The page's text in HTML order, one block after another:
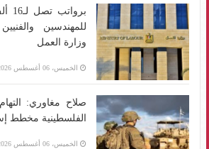
للمهندسين
وزارة العمل
الخميس، 06 أغسطس 2026 10:52 م
صلاح مغاوري:
الفلسطينية مخطط
الخميس، 06 أغسطس 2026 09:09 م